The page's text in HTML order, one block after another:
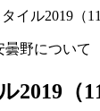
イル2019（
曇野について
2019（